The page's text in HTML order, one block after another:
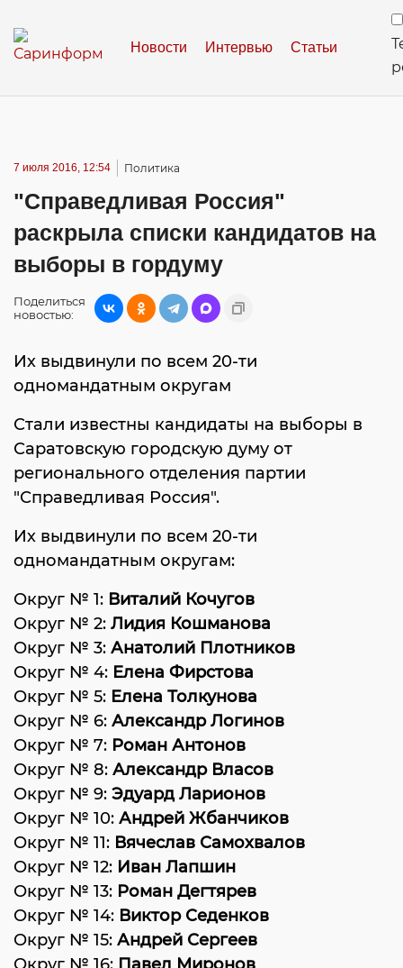
Новости Интервью Статьи
7 июля 2016, 12:54 Политика
"Справедливая Россия"
раскрыла списки кандидатов на
выборы в гордуму
Поделиться
новостью:
Их выдвинули по всем 20-ти
одномандатным округам
Стали известны кандидаты на выборы в
Саратовскую городскую думу от
регионального отделения партии
"Справедливая Россия".
Их выдвинули по всем 20-ти
одномандатным округам:
Округ № 1: Виталий Кочугов
Округ № 2: Лидия Кошманова
Округ № 3: Анатолий Плотников
Округ № 4: Елена Фирстова
Округ № 5: Елена Толкунова
Округ № 6: Александр Логинов
Округ № 7: Роман Антонов
Округ № 8: Александр Власов
Округ № 9: Эдуард Ларионов
Округ № 10: Андрей Жбанчиков
Округ № 11: Вячеслав Самохвалов
Округ № 12: Иван Лапшин
Округ № 13: Роман Дегтярев
Округ № 14: Виктор Седенков
Округ № 15: Андрей Сергеев